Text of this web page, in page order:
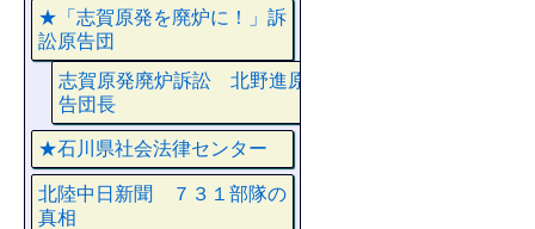
★「志賀原発を廃炉に！」訴
訟原告団
志賀原発廃炉訴訟 北野進原
告団長
★石川県社会法律センター
北陸中日新聞 ７３１部隊の
真相